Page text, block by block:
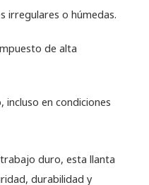
irregulares o húmedas.
de alta
en condiciones
duro, esta llanta
durabilidad y